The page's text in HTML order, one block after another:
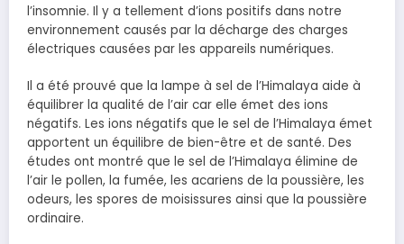
l’insomnie. Il y a tellement d’ions positifs dans notre
environnement causés par la décharge des charges
électriques causées par les appareils numériques.
Il a été prouvé que la lampe à sel de l’Himalaya aide à
équilibrer la qualité de l’air car elle émet des ions
négatifs. Les ions négatifs que le sel de l’Himalaya émet
apportent un équilibre de bien-être et de santé. Des
études ont montré que le sel de l’Himalaya élimine de
l’air le pollen, la fumée, les acariens de la poussière, les
odeurs, les spores de moisissures ainsi que la poussière
ordinaire.